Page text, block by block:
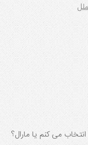
می کنم یا مارال؟